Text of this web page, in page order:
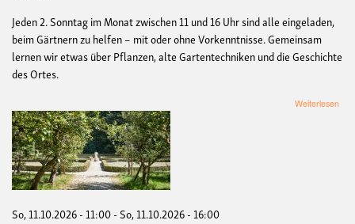
Jeden 2. Sonntag im Monat zwischen 11 und 16 Uhr sind alle eingeladen,
beim Gärtnern zu helfen – mit oder ohne Vorkenntnisse. Gemeinsam
lernen wir etwas über Pflanzen, alte Gartentechniken und die Geschichte
des Ortes.
Weiterlesen
So, 11.10.2026 - 11:00-So, 11.10.2026 - 16:00